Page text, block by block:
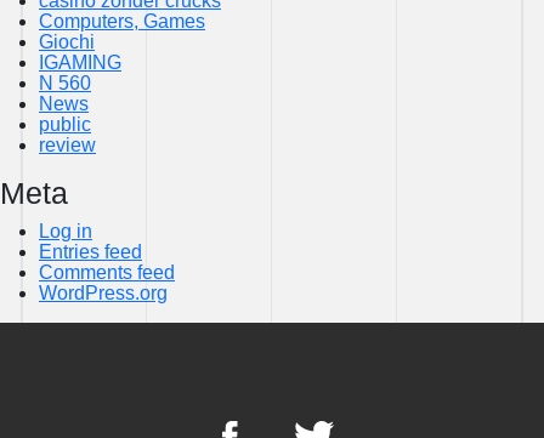
Computers, Games
Giochi
IGAMING
N 560
News
public
review
Meta
Log in
Entries feed
Comments feed
WordPress.org